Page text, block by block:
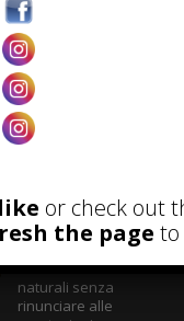
Parete Respira
ecologica: come
costruire con materiali
naturali senza
rinunciare alle
or check out
the page to